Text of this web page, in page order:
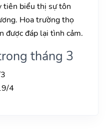
tiên biểu thị sự tôn
Hoa trường thọ
được đáp lại tình cảm.
tháng 3
4